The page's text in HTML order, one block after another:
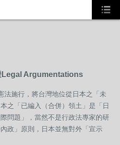
Legal Argumentations
法施行，將台灣地位從日本之「未
之「已編入（合併）領土」是「日
問題」，當然不是行政法專家的研
政」原則，日本並無對外「宣示